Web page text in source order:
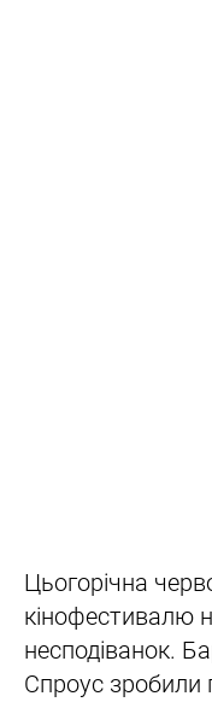
Цьогорічна
кінофестивалю
несподіванок.
Спроус зробили